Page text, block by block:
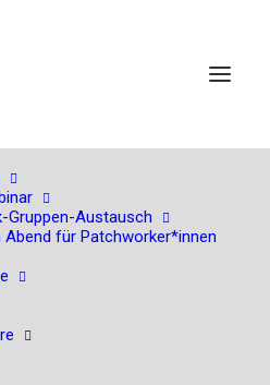
Gruppen-Austausch
für Patchworker*innen
Kolumne: